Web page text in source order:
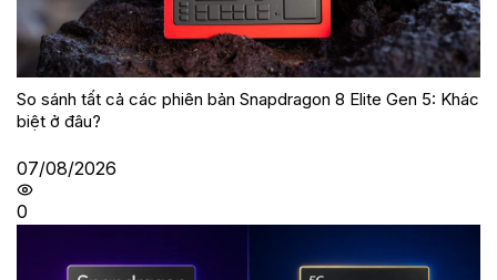
So sánh tất cả các phiên bản Snapdragon 8 Elite Gen 5: Khác
biệt ở đâu?
07/08/2026
0